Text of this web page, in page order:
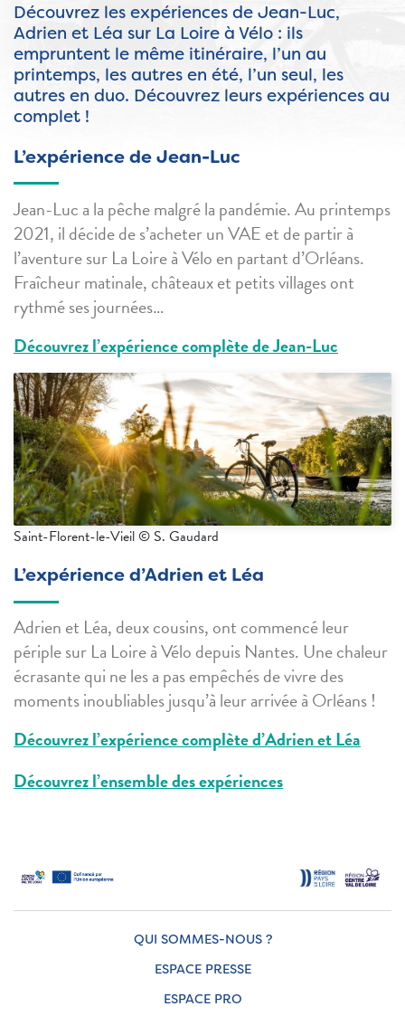
Découvrez les expériences de Jean-Luc,
Adrien et Léa sur La Loire à Vélo : ils
empruntent le même itinéraire, l’un au
printemps, les autres en été, l’un seul, les
autres en duo. Découvrez leurs expériences au
complet !
L’expérience de Jean-Luc
Jean-Luc a la pêche malgré la pandémie. Au printemps
2021, il décide de s’acheter un VAE et de partir à
l’aventure sur La Loire à Vélo en partant d’Orléans.
Fraîcheur matinale, châteaux et petits villages ont
rythmé ses journées…
Découvrez l’expérience complète de Jean-Luc
Saint-Florent-le-Vieil © S. Gaudard
L’expérience d’Adrien et Léa
Adrien et Léa, deux cousins, ont commencé leur
périple sur La Loire à Vélo depuis Nantes. Une chaleur
écrasante qui ne les a pas empêchés de vivre des
moments inoubliables jusqu’à leur arrivée à Orléans !
Découvrez l’expérience complète d’Adrien et Léa
Découvrez l’ensemble des expériences
QUI SOMMES-NOUS ?
ESPACE PRESSE
ESPACE PRO